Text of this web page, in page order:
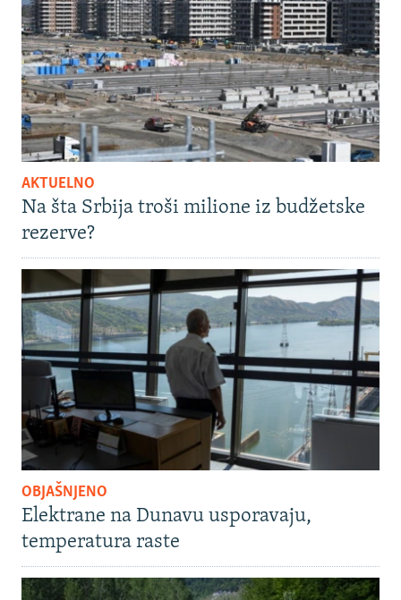
AKTUELNO
Na šta Srbija troši milione iz budžetske
rezerve?
OBJAŠNJENO
Elektrane na Dunavu usporavaju,
temperatura raste